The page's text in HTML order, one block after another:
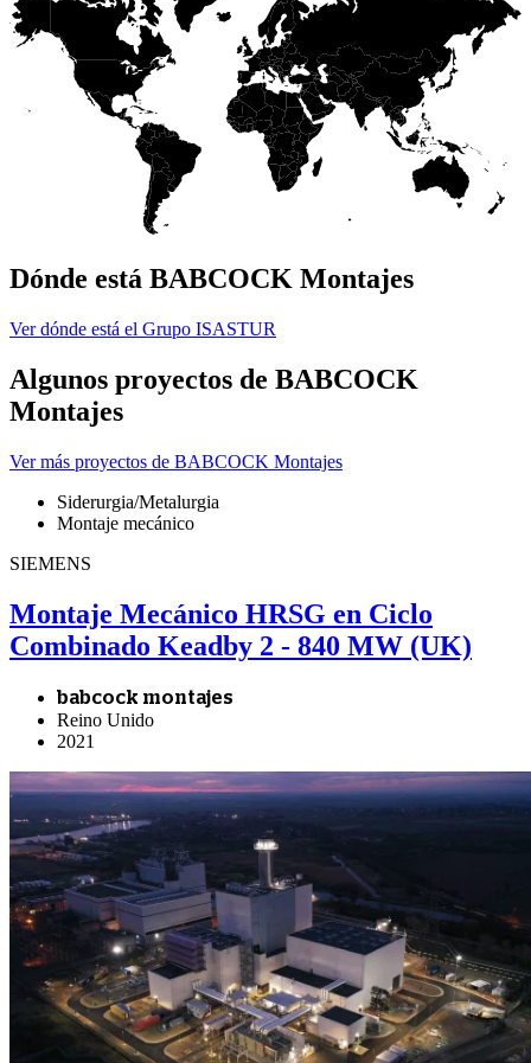
Dónde está BABCOCK Montajes
Ver dónde está el Grupo ISASTUR
Algunos proyectos de BABCOCK
Montajes
Ver más proyectos de BABCOCK Montajes
Siderurgia/Metalurgia
Montaje mecánico
SIEMENS
Montaje Mecánico HRSG en Ciclo
Combinado Keadby 2 - 840 MW (UK)
babcock montajes
Reino Unido
2021